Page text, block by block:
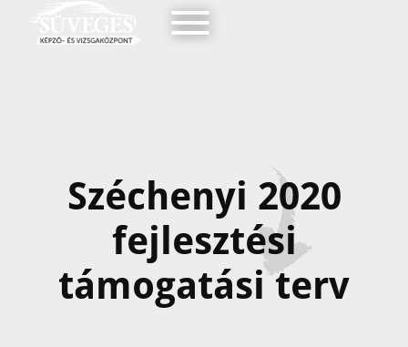
Széchenyi 2020
fejlesztési
támogatási terv